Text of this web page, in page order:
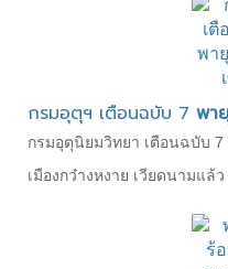
กรมอุตุฯ เตือนฉบับ 7 พา
กรมอุตุนิยมวิทยา เตือนฉบับ
เมืองกว๋างหงาย เวียดนามแ